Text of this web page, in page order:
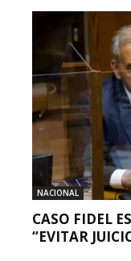
NACIONAL
CASO FIDEL
“EVITAR